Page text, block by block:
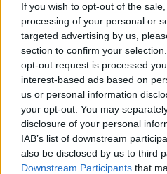
If you wish to opt-out of the
processing of your personal or
targeted advertising by us,
section to confirm your
opt-out request is processed
interest-based ads based on
us or personal information
your opt-out. You may
disclosure of your personal
IAB’s list of downstream
also be disclosed by us to third
Downstream Participants that
L'occupazione
Operai specializzati,
Crollo dei lavoratori,
anni
Poste cerca
Cinema
Un bando per salvare